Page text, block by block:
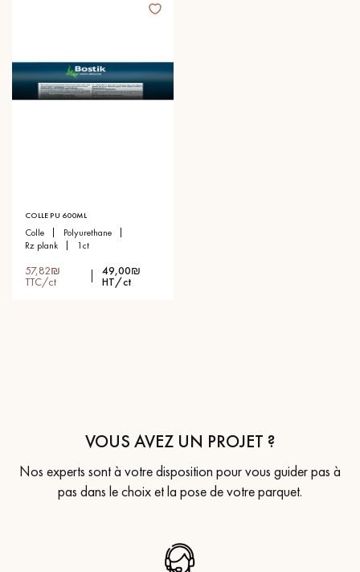
COLLE PU 600ML
colle
polyurethane
rz plank
1ct
57,82₪
TTC/ct
49,00₪
HT/ct
VOUS AVEZ UN PROJET ?
Nos experts sont à votre disposition pour vous guider pas à
pas dans le choix et la pose de votre parquet.